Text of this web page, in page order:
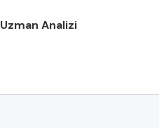
Uzman Analizi